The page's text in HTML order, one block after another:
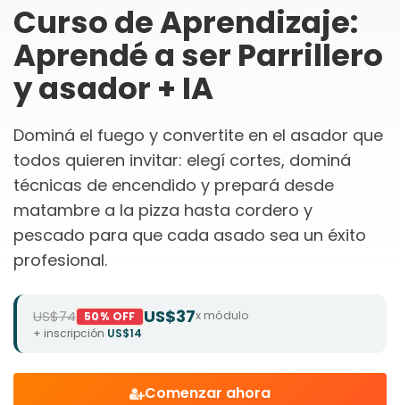
Curso de Aprendizaje:
Aprendé a ser Parrillero
y asador + IA
Dominá el fuego y convertite en el asador que
todos quieren invitar: elegí cortes, dominá
técnicas de encendido y prepará desde
matambre a la pizza hasta cordero y
pescado para que cada asado sea un éxito
profesional.
US$74 50% OFF US$37x módulo
+ inscripción US$14
Comenzar ahora